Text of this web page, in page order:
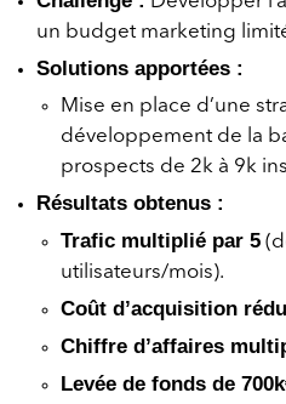
un budget marketing
Solutions apportées :
Mise en place d’une
développement de la
prospects de 2k à 9k
Résultats obtenus :
Trafic multiplié par 5
utilisateurs/mois).
Coût d’acquisition
Chiffre d’affaires
Levée de fonds de